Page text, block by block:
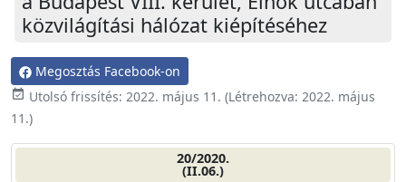
közvilágítási hálózat kiépítéséhez
Megosztás Facebook-on
event_available Utolsó frissítés: 2022. május 11. (Létrehozva: 2022. május
11.)
20/2020.
(II.06.)